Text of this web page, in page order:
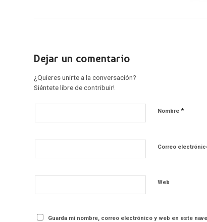
Dejar un comentario
¿Quieres unirte a la conversación?
Siéntete libre de contribuir!
Nombre *
Correo
Web
Guarda mi nombre, correo electrónico y web en este